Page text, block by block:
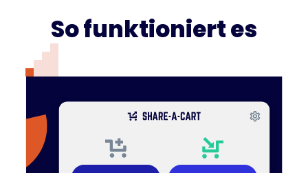
So funktioniert es